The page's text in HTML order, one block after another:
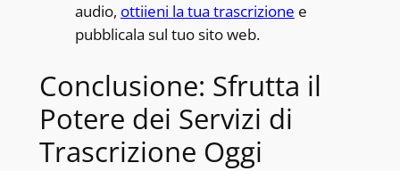
audio, ottiieni la tua trascrizione e
pubblicala sul tuo sito web.
Conclusione: Sfrutta il
Potere dei Servizi di
Trascrizione Oggi